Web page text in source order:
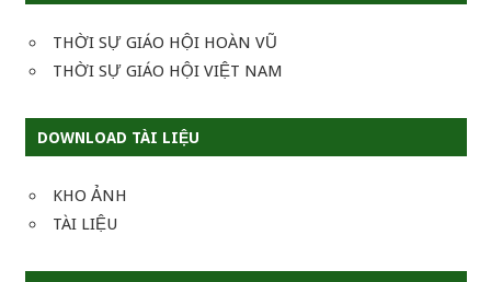
THỜI SỰ GIÁO HỘI HOÀN VŨ
THỜI SỰ GIÁO HỘI VIỆT NAM
DOWNLOAD TÀI LIỆU
KHO ẢNH
TÀI LIỆU